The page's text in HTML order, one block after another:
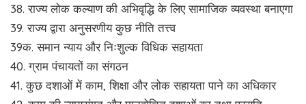
38. राज्य लोक कल्याण की अभिवृद्धि के लिए सामाजिक व्यवस्था बनाएगा
39. राज्य द्वारा अनुसरणीय कुछ नीति तत्त्व
39क. समान न्याय और निःशुल्क विधिक सहायता
40. ग्राम पंचायतों का संगठन
41. कुछ दशाओं में काम, शिक्षा और लोक सहायता पाने का अधिकार